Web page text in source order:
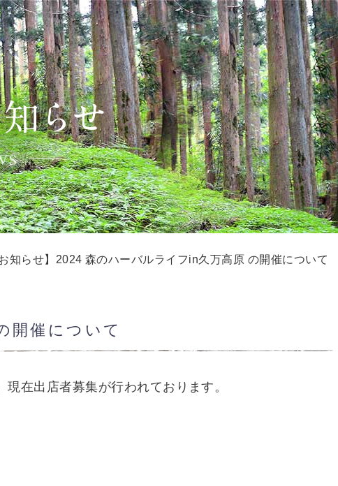
お知らせ】2024 森のハーバルライフin久万高原 の開催について
開催について
在出店者募集が行われております。